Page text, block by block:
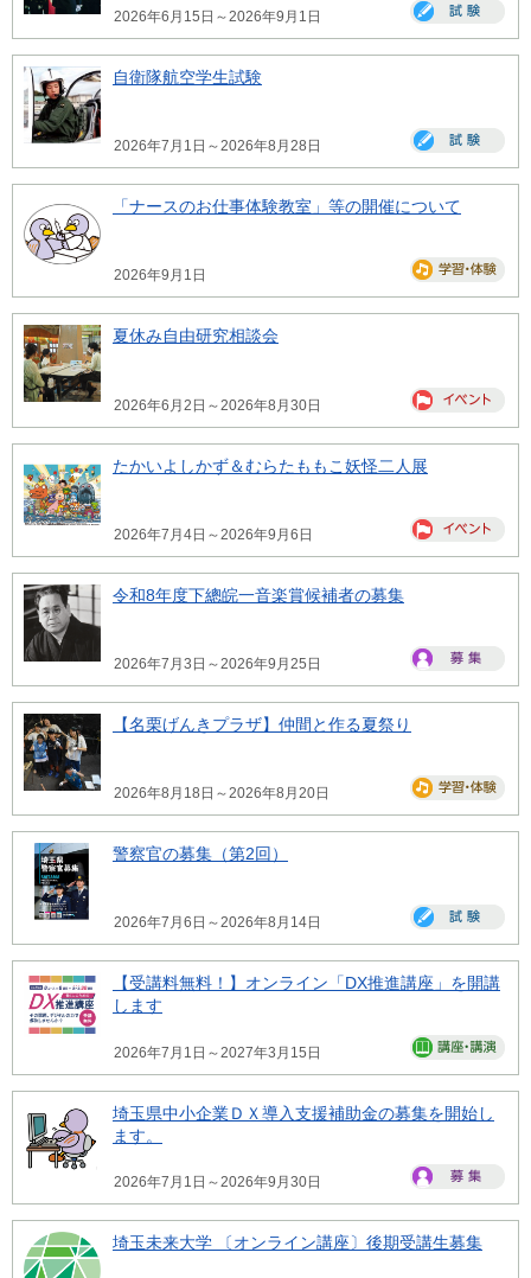
2026年6月15日～2026年9月1日
自衛隊航空学生試験
2026年7月1日～2026年8月28日
「ナースのお仕事体験教室」等の開催について
2026年9月1日
夏休み自由研究相談会
2026年6月2日～2026年8月30日
たかいよしかず＆むらたももこ妖怪二人展
2026年7月4日～2026年9月6日
令和8年度下總皖一音楽賞候補者の募集
2026年7月3日～2026年9月25日
【名栗げんきプラザ】仲間と作る夏祭り
2026年8月18日～2026年8月20日
警察官の募集（第2回）
2026年7月6日～2026年8月14日
【受講料無料！】オンライン「DX推進講座」を開講
します
2026年7月1日～2027年3月15日
埼玉県中小企業ＤＸ導入支援補助金の募集を開始し
ます。
2026年7月1日～2026年9月30日
埼玉未来大学 〔オンライン講座〕後期受講生募集